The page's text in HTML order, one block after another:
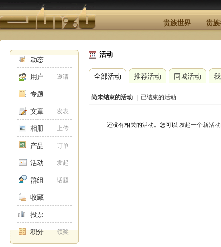
贵族世界 贵族
动态
用户 邀请
专题
文章 发表
相册 上传
产品 订单
活动 发起
群组 话题
收藏
投票
积分 领奖
活动
全部活动 推荐活动 同城活动
尚未结束的活动 已结束的活动
还没有相关的活动。您可以 发起一个新活动